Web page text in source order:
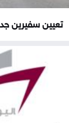
تعيين سفيرين